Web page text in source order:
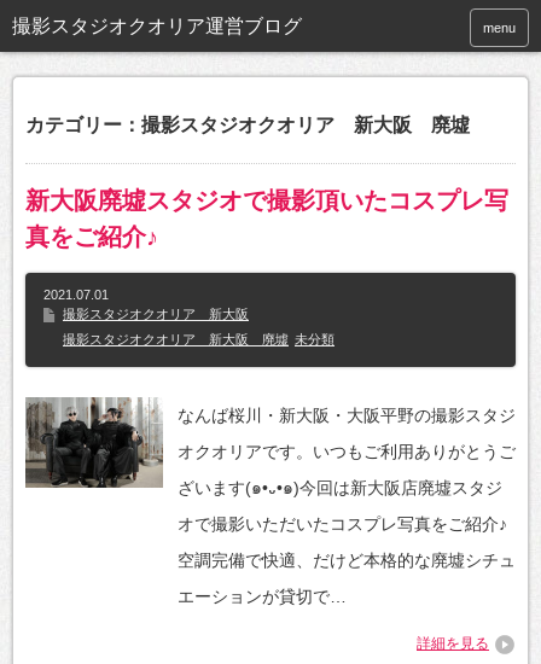
撮影スタジオクオリア運営ブログ menu
カテゴリー：撮影スタジオクオリア 新大阪 廃墟
新大阪廃墟スタジオで撮影頂いたコスプレ写
真をご紹介♪
2021.07.01
撮影スタジオクオリア 新大阪
撮影スタジオクオリア 新大阪 廃墟 未分類
なんば桜川・新大阪・大阪平野の撮影スタジ
オクオリアです。いつもご利用ありがとうご
ざいます(๑•᎑•๑)今回は新大阪店廃墟スタジ
オで撮影いただいたコスプレ写真をご紹介♪
空調完備で快適、だけど本格的な廃墟シチュ
エーションが貸切で…
詳細を見る